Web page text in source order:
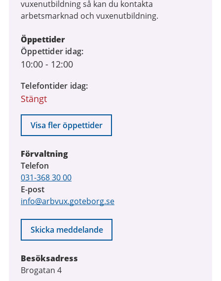
vuxenutbildning så kan du kontakta
arbetsmarknad och vuxenutbildning.
Öppettider
Öppettider idag
10:00 - 12:00
Telefontider idag
Stängt
Visa fler öppettider
Förvaltning
Telefon
031-368 30 00
E-post
info@arbvux.goteborg.se
Skicka meddelande
Besöksadress
Brogatan 4